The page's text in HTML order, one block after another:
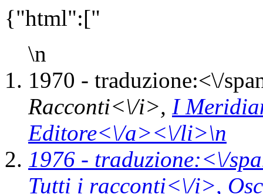
{"html":["
\n
1970 - traduzione:<\/
Racconti<\/i>, I
Editore<\/a><\/li>\n
1976 - traduzione:<\/
Tutti i racconti<\/i>,